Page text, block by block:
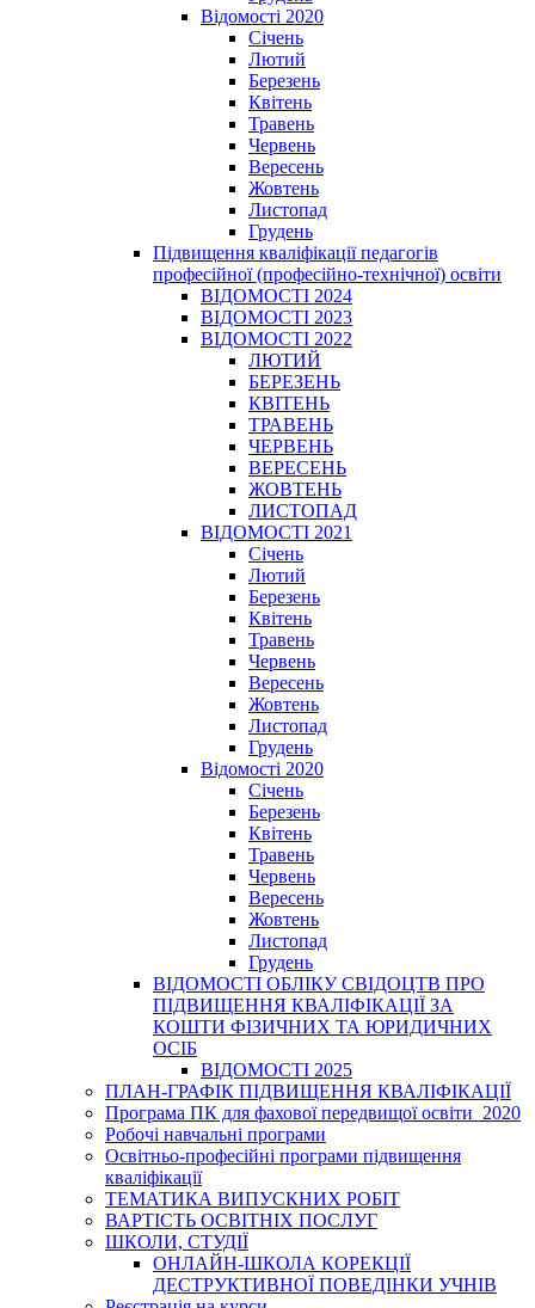
Відомості 2020
Січень
Лютий
Березень
Квітень
Травень
Червень
Вересень
Жовтень
Листопад
Грудень
Підвищення кваліфікації педагогів
професійної (професійно-технічної) освіти
ВІДОМОСТІ 2024
ВІДОМОСТІ 2023
ВІДОМОСТІ 2022
ЛЮТИЙ
БЕРЕЗЕНЬ
КВІТЕНЬ
ТРАВЕНЬ
ЧЕРВЕНЬ
ВЕРЕСЕНЬ
ЖОВТЕНЬ
ЛИСТОПАД
ВІДОМОСТІ 2021
Січень
Лютий
Березень
Квітень
Травень
Червень
Вересень
Жовтень
Листопад
Грудень
Відомості 2020
Січень
Березень
Квітень
Травень
Червень
Вересень
Жовтень
Листопад
Грудень
ВІДОМОСТІ ОБЛІКУ СВІДОЦТВ ПРО
ПІДВИЩЕННЯ КВАЛІФІКАЦІЇ ЗА
КОШТИ ФІЗИЧНИХ ТА ЮРИДИЧНИХ
ОСІБ
ВІДОМОСТІ 2025
ПЛАН-ГРАФІК ПІДВИЩЕННЯ КВАЛІФІКАЦІЇ
Програма ПК для фахової передвищої освіти_2020
Робочі навчальні програми
Освітньо-професійні програми підвищення
кваліфікації
ТЕМАТИКА ВИПУСКНИХ РОБІТ
ВАРТІСТЬ ОСВІТНІХ ПОСЛУГ
ШКОЛИ, СТУДІЇ
ОНЛАЙН-ШКОЛА КОРЕКЦІЇ
ДЕСТРУКТИВНОЇ ПОВЕДІНКИ УЧНІВ